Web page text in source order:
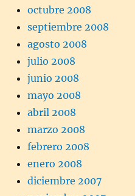
octubre 2008
septiembre 2008
agosto 2008
julio 2008
junio 2008
mayo 2008
abril 2008
marzo 2008
febrero 2008
enero 2008
diciembre 2007